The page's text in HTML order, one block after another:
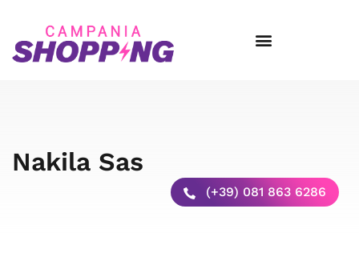
Nakila Sas
(+39) 081 863 6286